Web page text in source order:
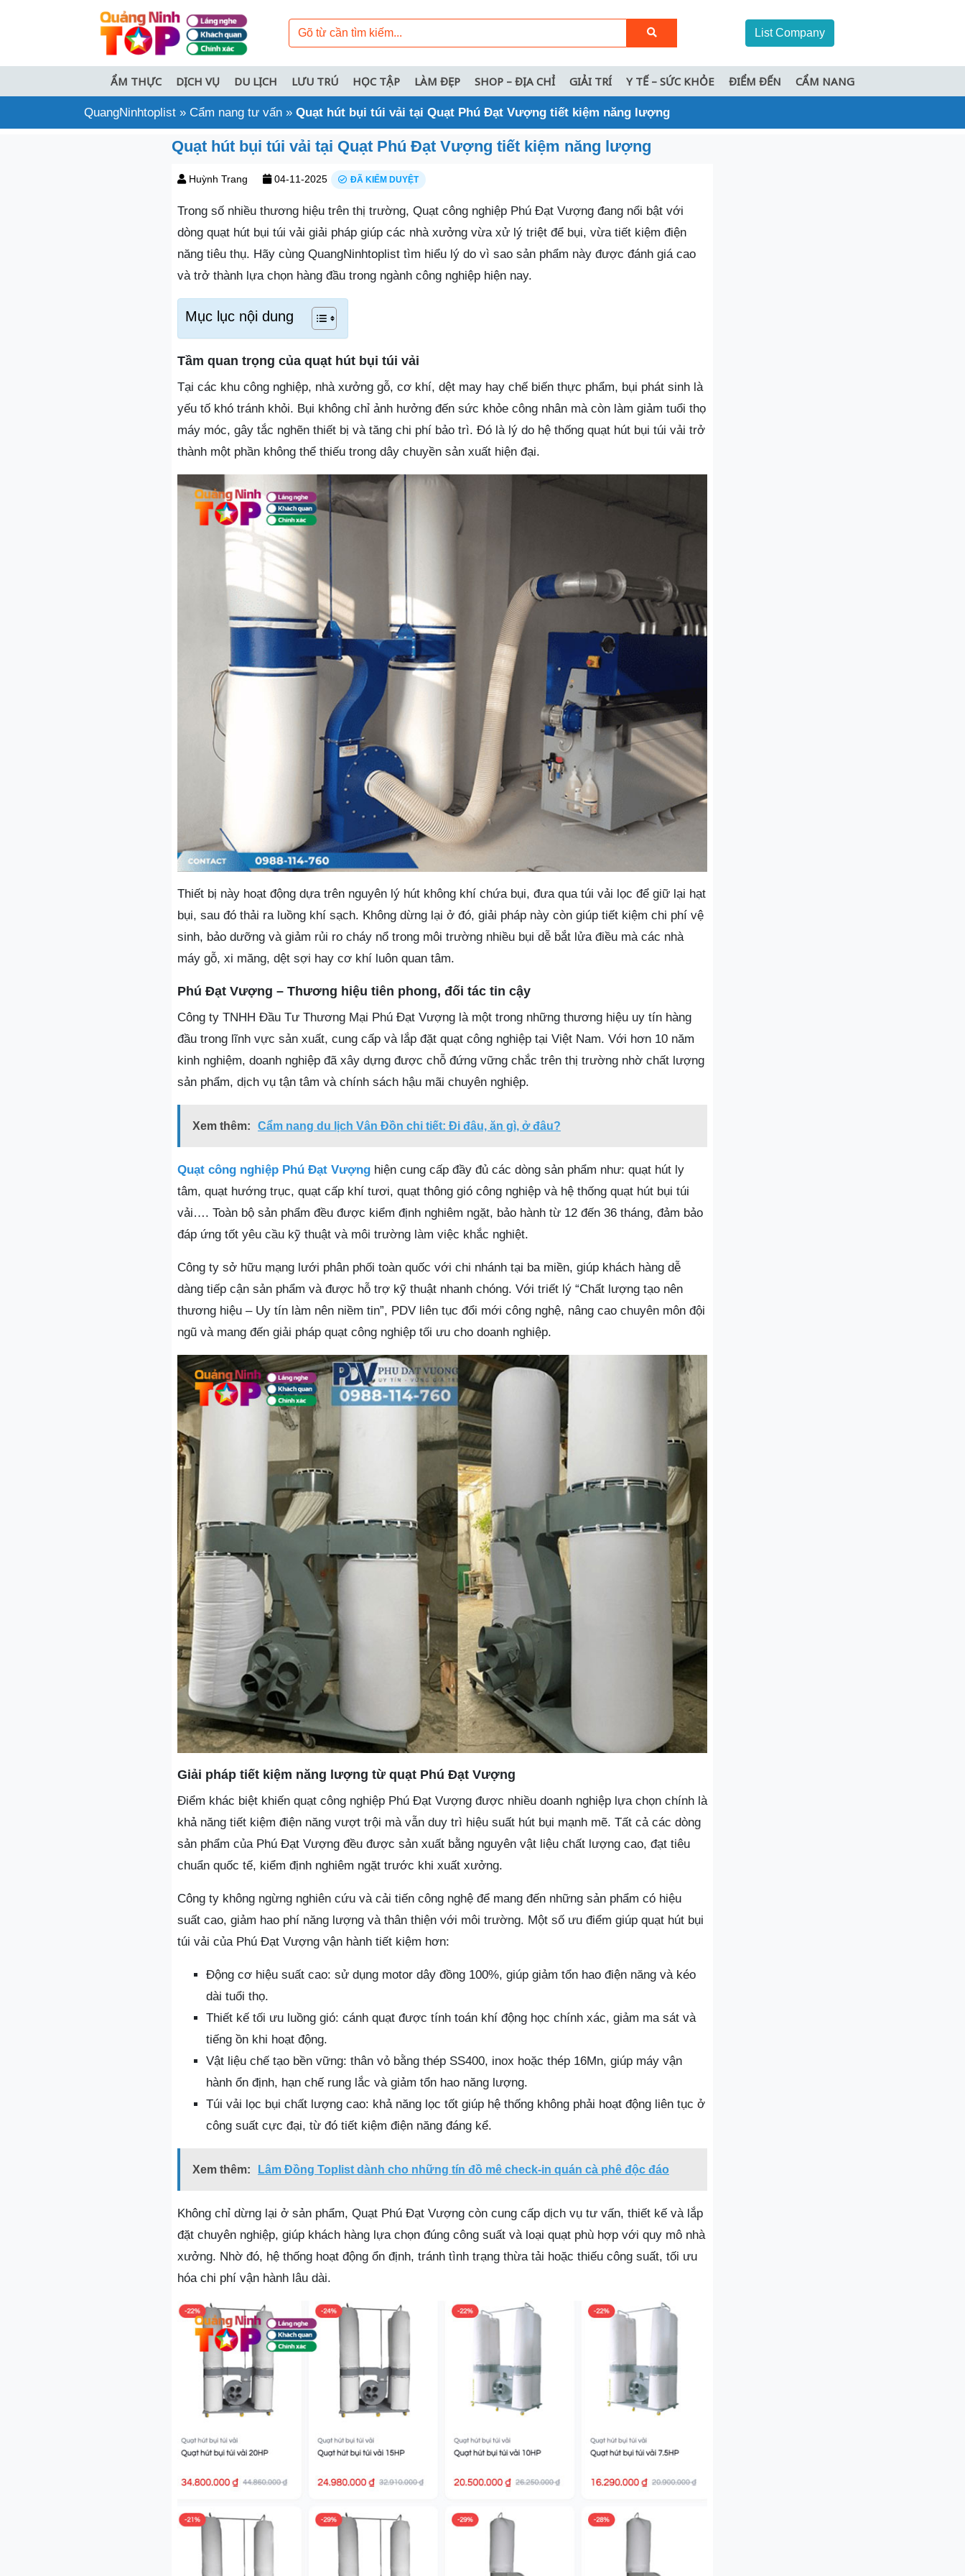
List Company
ẨM THỰC DỊCH VỤ DU LỊCH LƯU TRÚ HỌC TẬP LÀM ĐẸP SHOP – ĐỊA CHỈ GIẢI TRÍ Y TẾ – SỨC KHỎE ĐIỂM ĐẾN CẨM NANG
QuangNinhtoplist » Cẩm nang tư vấn » Quạt hút bụi túi vải tại Quạt Phú Đạt Vượng tiết kiệm năng lượng
Quạt hút bụi túi vải tại Quạt Phú Đạt Vượng tiết kiệm năng lượng
Huỳnh Trang 04-11-2025 ĐÃ KIỂM DUYỆT
Trong số nhiều thương hiệu trên thị trường, Quạt công nghiệp Phú Đạt Vượng đang nổi bật với
dòng quạt hút bụi túi vải giải pháp giúp các nhà xưởng vừa xử lý triệt để bụi, vừa tiết kiệm điện
năng tiêu thụ. Hãy cùng QuangNinhtoplist tìm hiểu lý do vì sao sản phẩm này được đánh giá cao
và trở thành lựa chọn hàng đầu trong ngành công nghiệp hiện nay.
Mục lục nội dung
Tầm quan trọng của quạt hút bụi túi vải
Tại các khu công nghiệp, nhà xưởng gỗ, cơ khí, dệt may hay chế biến thực phẩm, bụi phát sinh là
yếu tố khó tránh khỏi. Bụi không chỉ ảnh hưởng đến sức khỏe công nhân mà còn làm giảm tuổi thọ
máy móc, gây tắc nghẽn thiết bị và tăng chi phí bảo trì. Đó là lý do hệ thống quạt hút bụi túi vải trở
thành một phần không thể thiếu trong dây chuyền sản xuất hiện đại.
Thiết bị này hoạt động dựa trên nguyên lý hút không khí chứa bụi, đưa qua túi vải lọc để giữ lại hạt
bụi, sau đó thải ra luồng khí sạch. Không dừng lại ở đó, giải pháp này còn giúp tiết kiệm chi phí vệ
sinh, bảo dưỡng và giảm rủi ro cháy nổ trong môi trường nhiều bụi dễ bắt lửa điều mà các nhà
máy gỗ, xi măng, dệt sợi hay cơ khí luôn quan tâm.
Phú Đạt Vượng – Thương hiệu tiên phong, đối tác tin cậy
Công ty TNHH Đầu Tư Thương Mại Phú Đạt Vượng là một trong những thương hiệu uy tín hàng
đầu trong lĩnh vực sản xuất, cung cấp và lắp đặt quạt công nghiệp tại Việt Nam. Với hơn 10 năm
kinh nghiệm, doanh nghiệp đã xây dựng được chỗ đứng vững chắc trên thị trường nhờ chất lượng
sản phẩm, dịch vụ tận tâm và chính sách hậu mãi chuyên nghiệp.
Xem thêm: Cẩm nang du lịch Vân Đồn chi tiết: Đi đâu, ăn gì, ở đâu?
Quạt công nghiệp Phú Đạt Vượng hiện cung cấp đầy đủ các dòng sản phẩm như: quạt hút ly
tâm, quạt hướng trục, quạt cấp khí tươi, quạt thông gió công nghiệp và hệ thống quạt hút bụi túi
vải…. Toàn bộ sản phẩm đều được kiểm định nghiêm ngặt, bảo hành từ 12 đến 36 tháng, đảm bảo
đáp ứng tốt yêu cầu kỹ thuật và môi trường làm việc khắc nghiệt.
Công ty sở hữu mạng lưới phân phối toàn quốc với chi nhánh tại ba miền, giúp khách hàng dễ
dàng tiếp cận sản phẩm và được hỗ trợ kỹ thuật nhanh chóng. Với triết lý “Chất lượng tạo nên
thương hiệu – Uy tín làm nên niềm tin”, PDV liên tục đổi mới công nghệ, nâng cao chuyên môn đội
ngũ và mang đến giải pháp quạt công nghiệp tối ưu cho doanh nghiệp.
Giải pháp tiết kiệm năng lượng từ quạt Phú Đạt Vượng
Điểm khác biệt khiến quạt công nghiệp Phú Đạt Vượng được nhiều doanh nghiệp lựa chọn chính là
khả năng tiết kiệm điện năng vượt trội mà vẫn duy trì hiệu suất hút bụi mạnh mẽ. Tất cả các dòng
sản phẩm của Phú Đạt Vượng đều được sản xuất bằng nguyên vật liệu chất lượng cao, đạt tiêu
chuẩn quốc tế, kiểm định nghiêm ngặt trước khi xuất xưởng.
Công ty không ngừng nghiên cứu và cải tiến công nghệ để mang đến những sản phẩm có hiệu
suất cao, giảm hao phí năng lượng và thân thiện với môi trường. Một số ưu điểm giúp quạt hút bụi
túi vải của Phú Đạt Vượng vận hành tiết kiệm hơn:
Động cơ hiệu suất cao: sử dụng motor dây đồng 100%, giúp giảm tổn hao điện năng và kéo
dài tuổi thọ.
Thiết kế tối ưu luồng gió: cánh quạt được tính toán khí động học chính xác, giảm ma sát và
tiếng ồn khi hoạt động.
Vật liệu chế tạo bền vững: thân vỏ bằng thép SS400, inox hoặc thép 16Mn, giúp máy vận
hành ổn định, hạn chế rung lắc và giảm tổn hao năng lượng.
Túi vải lọc bụi chất lượng cao: khả năng lọc tốt giúp hệ thống không phải hoạt động liên tục ở
công suất cực đại, từ đó tiết kiệm điện năng đáng kể.
Xem thêm: Lâm Đồng Toplist dành cho những tín đồ mê check-in quán cà phê độc đáo
Không chỉ dừng lại ở sản phẩm, Quạt Phú Đạt Vượng còn cung cấp dịch vụ tư vấn, thiết kế và lắp
đặt chuyên nghiệp, giúp khách hàng lựa chọn đúng công suất và loại quạt phù hợp với quy mô nhà
xưởng. Nhờ đó, hệ thống hoạt động ổn định, tránh tình trạng thừa tải hoặc thiếu công suất, tối ưu
hóa chi phí vận hành lâu dài.